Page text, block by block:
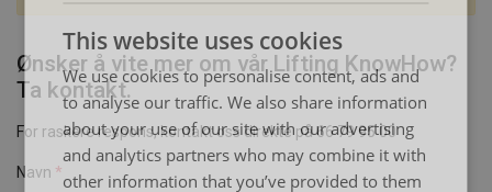
Ønsker å vite mer om vår Lifting KnowHow?
Ta kontakt.
For raskere respons, kontakt oss direkte på 66 79 95 00
Navn
ENGLISH TRANSLATION
This website uses cookies
We use cookies to personalise content, ads and
to analyse our traffic. We also share information
about your use of our site with our advertising
and analytics partners who may combine it with
other information that you’ve provided to them